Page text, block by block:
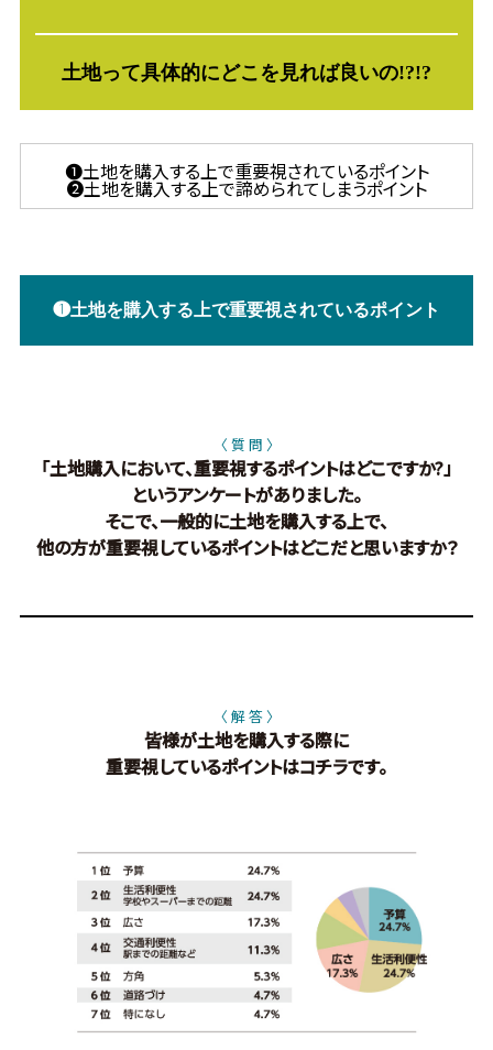
土地って具体的に どこを見れば良いの!?!?
❶土地を購入する上で重要視されているポイント
❷土地を購入する上で諦められてしまうポイント
❶土地を購入する上で重要視されているポイント
〈 質 問 〉
「土地購入において、重要視するポイントはどこですか?」
というアンケートがありました。
そこで、一般的に土地を購入する上で、
他の方が重要視しているポイントはどこだと思いますか？
〈 解 答 〉
皆様が土地を購入する際に
重要視しているポイントはコチラです。